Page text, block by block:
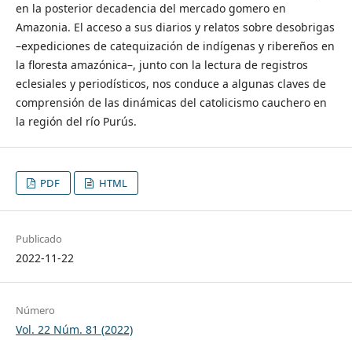
en la posterior decadencia del mercado gomero en
Amazonia. El acceso a sus diarios y relatos sobre desobrigas
–expediciones de catequización de indígenas y ribereños en
la floresta amazónica–, junto con la lectura de registros
eclesiales y periodísticos, nos conduce a algunas claves de
comprensión de las dinámicas del catolicismo cauchero en
la región del río Purús.
PDF HTML
Publicado
2022-11-22
Número
Vol. 22 Núm. 81 (2022)